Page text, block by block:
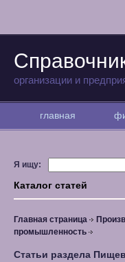
организации и
главная
Я ищу:
Каталог статей
Главная страница
промышленность
Статьи раздела